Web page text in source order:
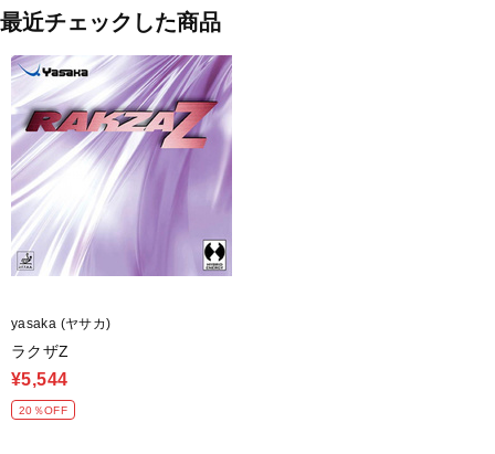
最近チェックした商品
yasaka (ヤサカ)
ラクザZ
¥5,544
20％OFF